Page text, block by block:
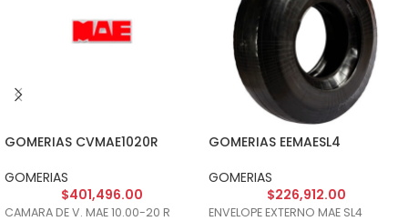
GOMERIAS CVMAE1020R
GOMERIAS
$401,496.00
CAMARA DE V. MAE 10.00-20 R
GOMERIAS EEMAESL4
GOMERIAS
$226,912.00
ENVELOPE EXTERNO MAE SL4